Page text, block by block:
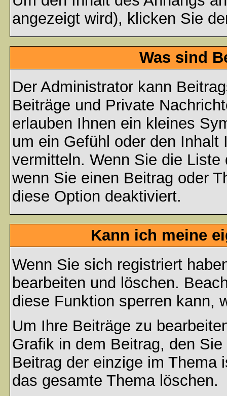
angezeigt wird), klicken Sie
Was sind
Der Administrator kann
Beiträge und Private
erlauben Ihnen ein kleines
um ein Gefühl oder den
vermitteln. Wenn Sie die
wenn Sie einen Beitrag oder
diese Option deaktiviert.
Kann ich meine
Wenn Sie sich registriert
bearbeiten und löschen.
diese Funktion sperren kann,
Um Ihre Beiträge zu
Grafik in dem Beitrag, den
Beitrag der einzige im Thema
das gesamte Thema löschen.